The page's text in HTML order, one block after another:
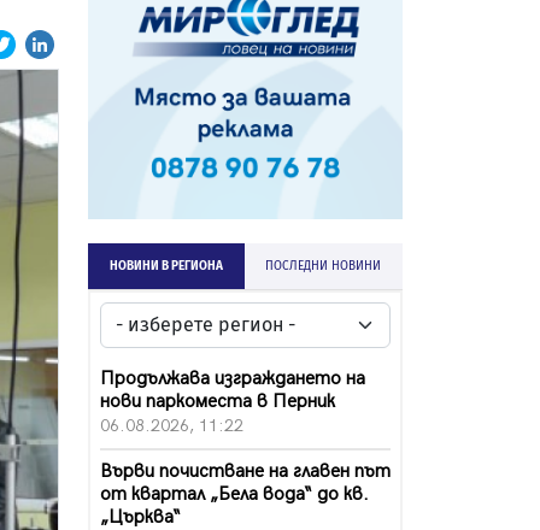
НОВИНИ В РЕГИОНА ПОСЛЕДНИ НОВИНИ
Продължава изграждането на
нови паркоместа в Перник
06.08.2026, 11:22
Върви почистване на главен път
от квартал „Бела вода“ до кв.
„Църква“